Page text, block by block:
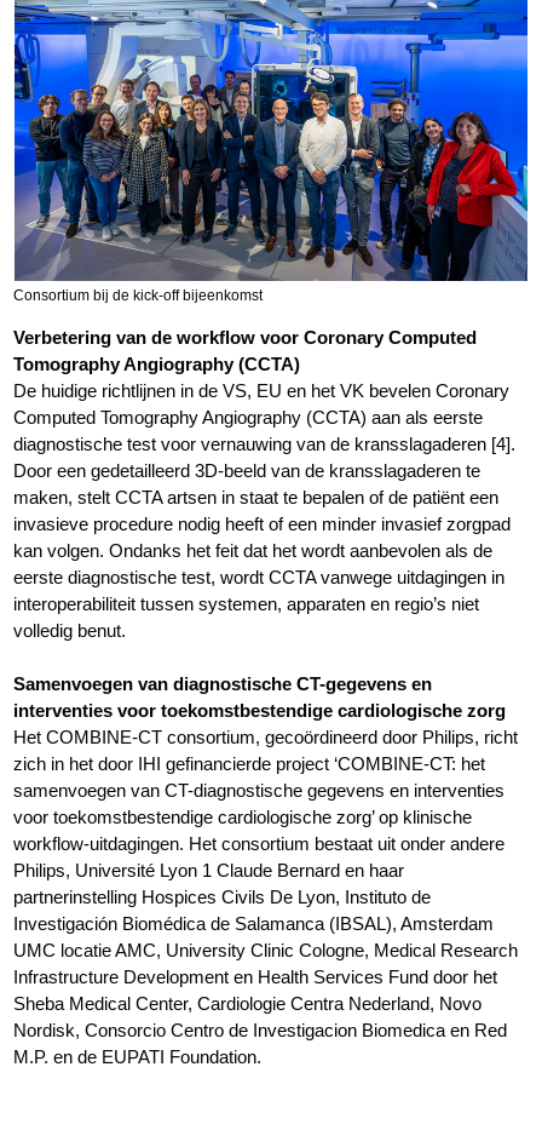
Consortium bij de kick-off bijeenkomst
Verbetering van de workflow voor Coronary Computed
Tomography Angiography (CCTA)
De huidige richtlijnen in de VS, EU en het VK bevelen Coronary
Computed Tomography Angiography (CCTA) aan als eerste
diagnostische test voor vernauwing van de kransslagaderen [4].
Door een gedetailleerd 3D-beeld van de kransslagaderen te
maken, stelt CCTA artsen in staat te bepalen of de patiënt een
invasieve procedure nodig heeft of een minder invasief zorgpad
kan volgen. Ondanks het feit dat het wordt aanbevolen als de
eerste diagnostische test, wordt CCTA vanwege uitdagingen in
interoperabiliteit tussen systemen, apparaten en regio’s niet
volledig benut.
Samenvoegen van diagnostische CT-gegevens en
interventies voor toekomstbestendige cardiologische zorg
Het COMBINE-CT consortium, gecoördineerd door Philips, richt
zich in het door IHI gefinancierde project ‘COMBINE-CT: het
samenvoegen van CT-diagnostische gegevens en interventies
voor toekomstbestendige cardiologische zorg’ op klinische
workflow-uitdagingen. Het consortium bestaat uit onder andere
Philips, Université Lyon 1 Claude Bernard en haar
partnerinstelling Hospices Civils De Lyon, Instituto de
Investigación Biomédica de Salamanca (IBSAL), Amsterdam
UMC locatie AMC, University Clinic Cologne, Medical Research
Infrastructure Development en Health Services Fund door het
Sheba Medical Center, Cardiologie Centra Nederland, Novo
Nordisk, Consorcio Centro de Investigacion Biomedica en Red
M.P. en de EUPATI Foundation.